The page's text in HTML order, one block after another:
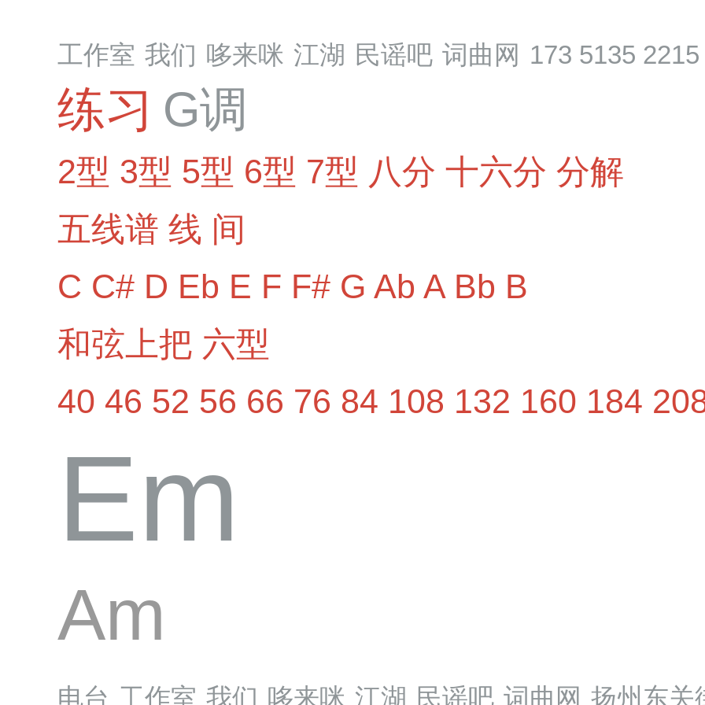
工作室 我们 哆来咪 江湖 民谣吧 词曲网 173 5135 2215
练习 G调
2型 3型 5型 6型 7型 八分 十六分 分解
五线谱 线 间
C C# D Eb E F F# G Ab A Bb B
和弦上把 六型
40 46 52 56 66 76 84 108 132 160 184
Em
Am
电台 工作室 我们 哆来咪 江湖 民谣吧 词曲网 扬州东关